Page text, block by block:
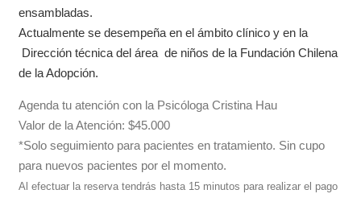
ensambladas.
Actualmente se desempeña en el ámbito clínico y en la
Dirección técnica del área de niños de la Fundación Chilena
de la Adopción.
Agenda tu atención con la Psicóloga Cristina Hau
Valor de la Atención: $45.000
*Solo seguimiento para pacientes en tratamiento. Sin cupo
para nuevos pacientes por el momento.
Al efectuar la reserva tendrás hasta 15 minutos para realizar el pago